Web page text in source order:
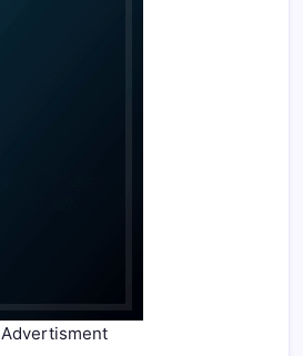
Advertisment